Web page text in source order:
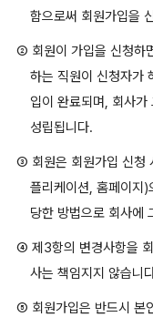
함으로써 회원가입을
② 회원이 가입을 신청하
하는 직원이 신청자가
입이 완료되며, 회사가
성립됩니다.
③ 회원은 회원가입 신청
플리케이션, 홈페이지
당한 방법으로 회사에
④ 제3항의 변경사항을
사는 책임지지 않습니
⑤ 회원가입은 반드시 본